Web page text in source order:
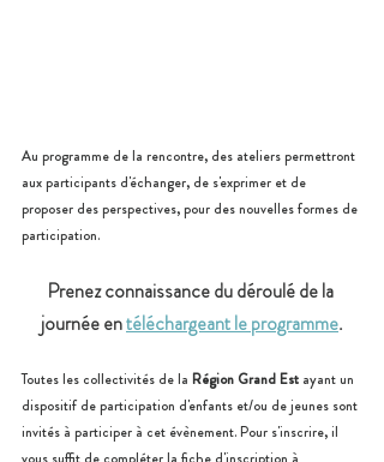
Au programme de la rencontre, des ateliers permettront
aux participants d'échanger, de s'exprimer et de
proposer des perspectives, pour des nouvelles formes de
participation.
Prenez connaissance du déroulé de la
journée en téléchargeant le programme.
Toutes les collectivités de la Région Grand Est ayant un
dispositif de participation d'enfants et/ou de jeunes sont
invités à participer à cet évènement. Pour s'inscrire, il